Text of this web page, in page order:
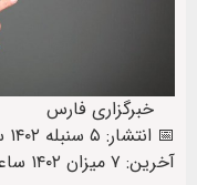
خبرگزاری فارس
آخرین: ۷ میزان ۱۴۰۲ ساعت ۱۹:۴۶